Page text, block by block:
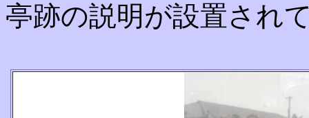
亭跡の説明が設置され